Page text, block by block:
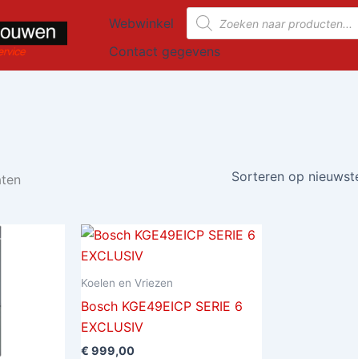
Webwinkel
Producten
zoeken
Contact gegevens
op
nieuwste
Koelen en Vriezen
Bosch KGE49EICP SERIE 6
EXCLUSIV
€ 999,00